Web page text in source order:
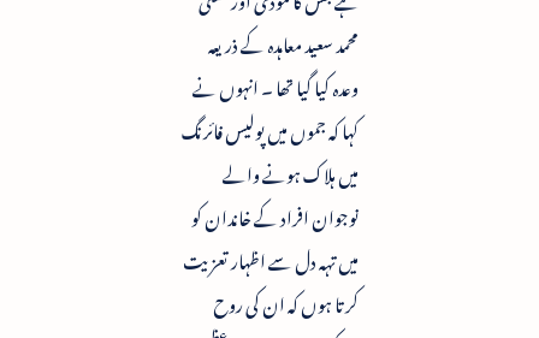
محمد سعید معاہدہ کے ذریعہ
وعدہ کیا گیا تھا ۔ انہوں نے
کہا کہ جموں میں پولیس فائرنگ
میں ہلاک ہونے والے
نوجوان افراد کے خاندان کو
میں تہہ دل سے اظہار تعزیت
کرتا ہوں کہ ان کی روح